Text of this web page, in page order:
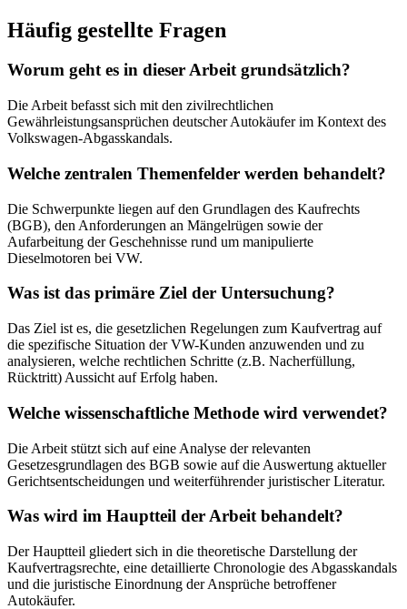
Häufig gestellte Fragen
Worum geht es in dieser Arbeit grundsätzlich?
Die Arbeit befasst sich mit den zivilrechtlichen
Gewährleistungsansprüchen deutscher Autokäufer im Kontext des
Volkswagen-Abgasskandals.
Welche zentralen Themenfelder werden behandelt?
Die Schwerpunkte liegen auf den Grundlagen des Kaufrechts
(BGB), den Anforderungen an Mängelrügen sowie der
Aufarbeitung der Geschehnisse rund um manipulierte
Dieselmotoren bei VW.
Was ist das primäre Ziel der Untersuchung?
Das Ziel ist es, die gesetzlichen Regelungen zum Kaufvertrag auf
die spezifische Situation der VW-Kunden anzuwenden und zu
analysieren, welche rechtlichen Schritte (z.B. Nacherfüllung,
Rücktritt) Aussicht auf Erfolg haben.
Welche wissenschaftliche Methode wird verwendet?
Die Arbeit stützt sich auf eine Analyse der relevanten
Gesetzesgrundlagen des BGB sowie auf die Auswertung aktueller
Gerichtsentscheidungen und weiterführender juristischer Literatur.
Was wird im Hauptteil der Arbeit behandelt?
Der Hauptteil gliedert sich in die theoretische Darstellung der
Kaufvertragsrechte, eine detaillierte Chronologie des Abgasskandals
und die juristische Einordnung der Ansprüche betroffener
Autokäufer.